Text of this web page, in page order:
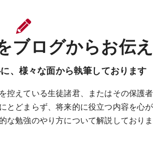
ブログからお伝
、様々な面から執筆しております
えている生徒諸君、またはその保護
どまらず、将来的に役立つ内容を心
勉強のやり方について解説しており